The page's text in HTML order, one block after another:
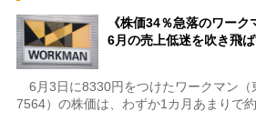
《株価34％急落のワーク
6月の売上低迷を吹き飛
6月3日に8330円をつけたワークマン（
7564）の株価は、わずか1カ月あまりで